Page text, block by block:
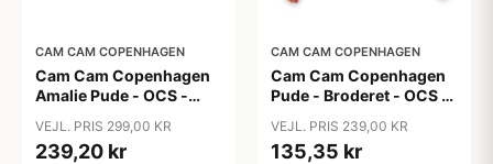
CAM CAM COPENHAGEN
Cam Cam Copenhagen
Amalie Pude - OCS -
VEJL. PRIS 299,00 KR
239,20 kr
CAM CAM COPENHAGEN
Cam Cam Copenhagen
Pude - Broderet - OCS -
VEJL. PRIS 239,00 KR
135,35 kr